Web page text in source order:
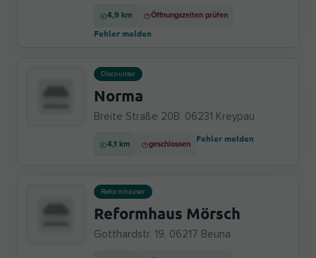
4,9 km Öffnungszeiten prüfen
Fehler melden
Discounter
Norma
Breite Straße 20B, 06231 Kreypau
4,1 km geschlossen
Fehler melden
Reformhäuser
Reformhaus Mörsch
Gotthardstr. 19, 06217 Beuna